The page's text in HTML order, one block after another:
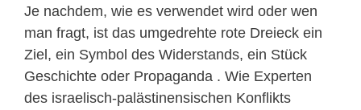
Je nachdem, wie es verwendet wird oder wen
man fragt, ist das umgedrehte rote Dreieck ein
Ziel, ein Symbol des Widerstands, ein Stück
Geschichte oder Propaganda . Wie Experten
des israelisch-palästinensischen Konflikts